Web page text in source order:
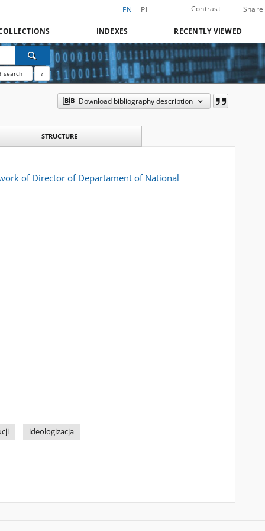
EN PL Contrast Share
INDEXES RECENTLY VIEWED
search ?
Download bibliography description
STRUCTURE
of Director of Departament of National
ideologizacja